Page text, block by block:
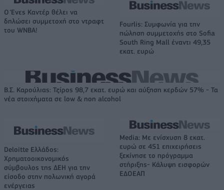
Ο Ένες Καντέρ θέλει να
δηλώσει συμμετοχή στο ντραφτ
του WNBA!
Fourlis: Συμφωνία για την
πώληση συμμετοχής στο Sofia
South Ring Mall έναντι 49,35
εκατ. ευρώ
Β.Σ. Καρούλιας: Τζίρος 98,7 εκατ. ευρώ και αύξηση κερδών 57% - Τα
νέα στοιχήματα σε low & non alcohol
Deloitte Ελλάδος:
Χρηματοοικονομικός
σύμβουλος της ΔΕΗ για την
είσοδο στην πολωνική αγορά
ενέργειας
Media: Με ενίσχυση 8 εκατ.
ευρώ σε 451 επιχειρήσεις
ξεκίνησε το πρόγραμμα
στήριξης- Κάλυψη εισφορών
ΕΔΟΕΑΠ